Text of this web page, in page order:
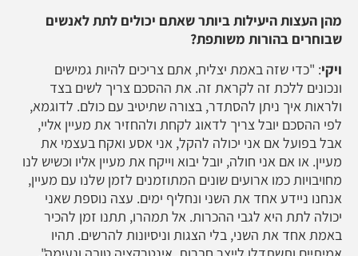
מהן העצות היעילות ביותר שאתם יכולים לתת לאנשים
שבוחרים בהורות משותפת?
ויקי: "כדי שזה באמת יצליח, אתם צריכים להיות גמישים
ונכונים ללכת זה לקראת זה. את ההסכם צריך לשים בצד
ולראות איך ניתן להסתדר, בצורה שתיטיב עם כולם. לדוגמא,
לפי ההסכם יובל צריך לדאוג לקחת ולהחזיר את מעיין אליי,
אבל בפועל אם אני יכולה להקל, אני אסע ואקח בעצמי את
מעיין. או אם אני חולה, יובל יבוא וייקח את מעיין אליו וכשיש לנו
מחויבויות כמו ארועים שונים המתוזמנים לזמן שלנו עם מעיין,
אנחנו ניידע אחד את השני ונחליף ימים. עצה נוספת שאני
יכולה לתת היא לגבי ההכרות. אל תמהרו, תתנו זמן להכיר
באמת אחד את השני, בלי הצגות וניסיונות להרשים. תהיו